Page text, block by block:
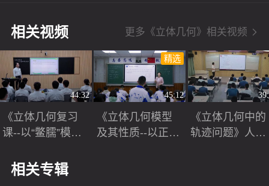
相关视频 更多《立体几何》相关视频
44:32
《立体几何复习
课--以“鳖臑”模型
高三数学2024第
一轮复习课视频
45:12
精选
《立体几何模型
及其性质--以正方
《立体几何中的
轨迹问题》人教
相关专辑